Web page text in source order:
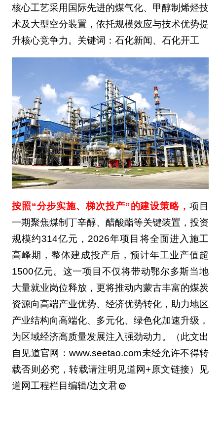
核心工艺采用国际先进的煤气化、甲醇制烯烃技
术及大型空分装置，依托规模效应与技术优势提
升核心竞争力。关键词：石化新闻、石化开工
按照“分步实施、梯次投产”的建设策略， 项目
一期聚焦煤制丁辛醇、醋酸酯等关键装置，投资
规模约314亿元，2026年项目将全面进入施工
高峰期，整体建成投产后，预计年工业产值超
1500亿元。这一项目不仅将带动鄂尔多斯当地
大量就业岗位释放，更将推动内蒙古丰富的煤炭
资源向高端产业优势、经济优势转化，助力地区
产业结构向高端化、多元化、绿色化加速升级，
为区域经济高质量发展注入强劲动力。（此文出
自见道官网：www.seetao.com未经允许不得转
载否则必究，转载请注明见道网+原文链接）见
道网工程栏目编辑/边文君